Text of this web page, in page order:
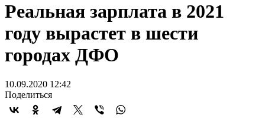
Реальная зарплата в 2021
году вырастет в шести
городах ДФО
10.09.2020 12:42
Поделиться